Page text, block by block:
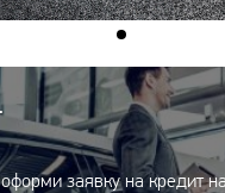
оформи заявку на кредит